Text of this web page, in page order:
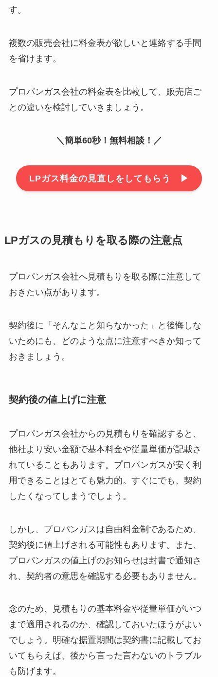
す。
複数の販売会社に料金表が欲しいと連絡する手間
を省けます。
プロパンガス会社の料金表を比較して、販売店ご
との違いを検討していきましょう。
＼簡単60秒！無料相談！／
LPガス料金の見直しをしてもらう ▶︎
LPガスの見積もりを取る際の注意点
プロパンガス会社へ見積もりを取る際に注意して
おきたい点があります。
契約後に「そんなこと知らなかった」と後悔しな
いためにも、どのような点に注意すべきか知って
おきましょう。
契約後の値上げに注意
プロパンガス会社からの見積もりを確認すると、
他社より安い金額で基本料金や従量単価が記載さ
れていることもあります。プロパンガスが安く利
用できることはとても魅力的。すぐにでも、契約
したくなってしまうでしょう。
しかし、プロパンガスは自由料金制であるため、
契約後に値上げされる可能性もあります。また、
プロパンガスの値上げのお知らせは封書で通知さ
れ、契約者の意思を確認する必要もありません。
念のため、見積もりの基本料金や従量単価がいつ
まで適用されるのか、確認しておいたほうがよい
でしょう。明確な据置期間は契約書に記載してお
いてもらえば、後から言った言わないのトラブル
も防げます。